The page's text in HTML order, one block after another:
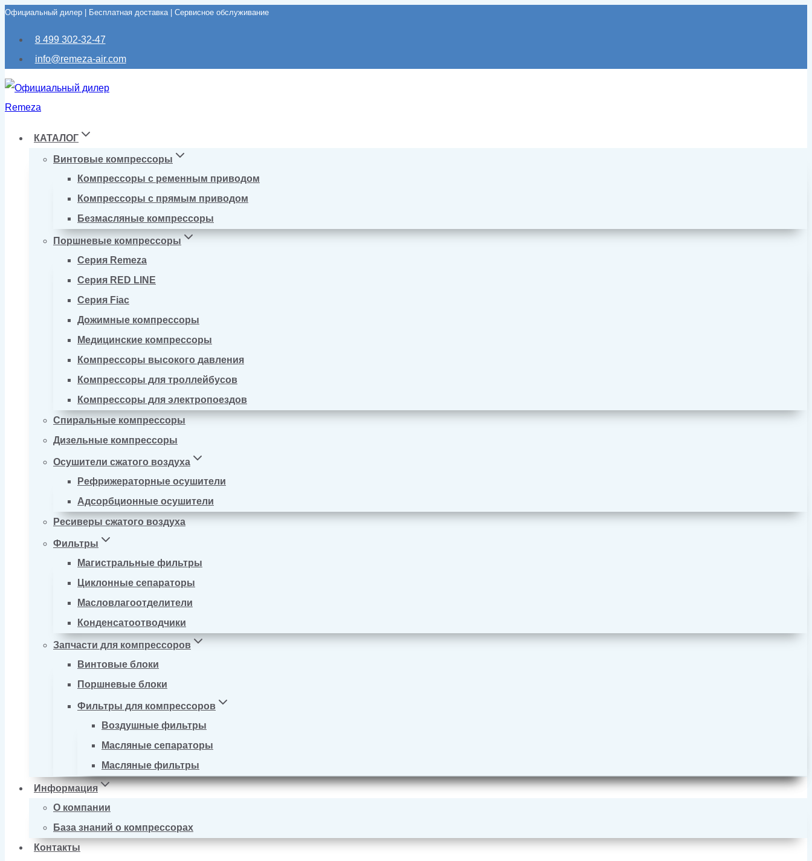
Перейти
Официальный дилер | Бесплатная доставка | Сервисное обслуживание
8 499 302-32-47
info@remeza-air.com
КАТАЛОГ
Винтовые компрессоры
Компрессоры с ременным приводом
Компрессоры с прямым приводом
Безмасляные компрессоры
Поршневые компрессоры
Серия Remeza
Серия RED LINE
Серия Fiac
Дожимные компрессоры
Медицинские компрессоры
Компрессоры высокого давления
Компрессоры для троллейбусов
Компрессоры для электропоездов
Спиральные компрессоры
Дизельные компрессоры
Осушители сжатого воздуха
Рефрижераторные осушители
Адсорбционные осушители
Ресиверы сжатого воздуха
Фильтры
Магистральные фильтры
Циклонные сепараторы
Масловлагоотделители
Конденсатоотводчики
Запчасти для компрессоров
Винтовые блоки
Поршневые блоки
Фильтры для компрессоров
Воздушные фильтры
Масляные сепараторы
Масляные фильтры
Информация
О компании
База знаний о компрессорах
Контакты